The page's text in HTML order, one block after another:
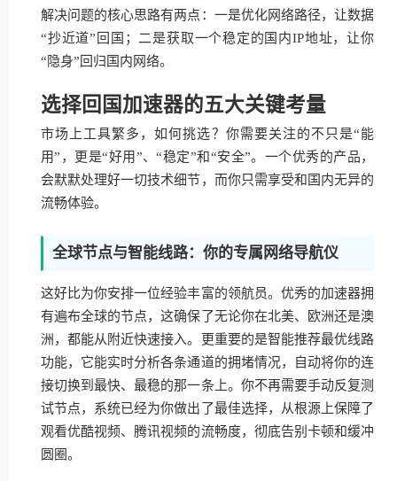
解决问题的核心思路有两点：一是优化网络路径，让数据
“抄近道”回国；二是获取一个稳定的国内IP地址，让你
“隐身”回归国内网络。
选择回国加速器的五大关键考量
市场上工具繁多，如何挑选？你需要关注的不只是“能
用”，更是“好用”、“稳定”和“安全”。一个优秀的产品，
会默默处理好一切技术细节，而你只需享受和国内无异的
流畅体验。
全球节点与智能线路：你的专属网络导航仪
这好比为你安排一位经验丰富的领航员。优秀的加速器拥
有遍布全球的节点，这确保了无论你在北美、欧洲还是澳
洲，都能从附近快速接入。更重要的是智能推荐最优线路
功能，它能实时分析各条通道的拥堵情况，自动将你的连
接切换到最快、最稳的那一条上。你不再需要手动反复测
试节点，系统已经为你做出了最佳选择，从根源上保障了
观看优酷视频、腾讯视频的流畅度，彻底告别卡顿和缓冲
圆圈。